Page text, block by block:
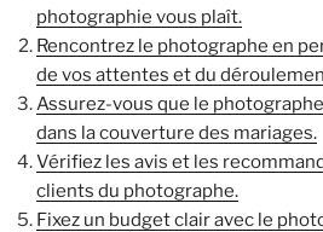
photographie vous plaît.
Rencontrez le photographe en
de vos attentes et du
Assurez-vous que le
dans la couverture des mariages.
Vérifiez les avis et les
clients du photographe.
Fixez un budget clair avec le